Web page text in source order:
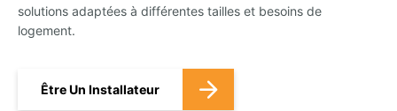
solutions adaptées à différentes tailles et besoins de
logement.
Être Un Installateur